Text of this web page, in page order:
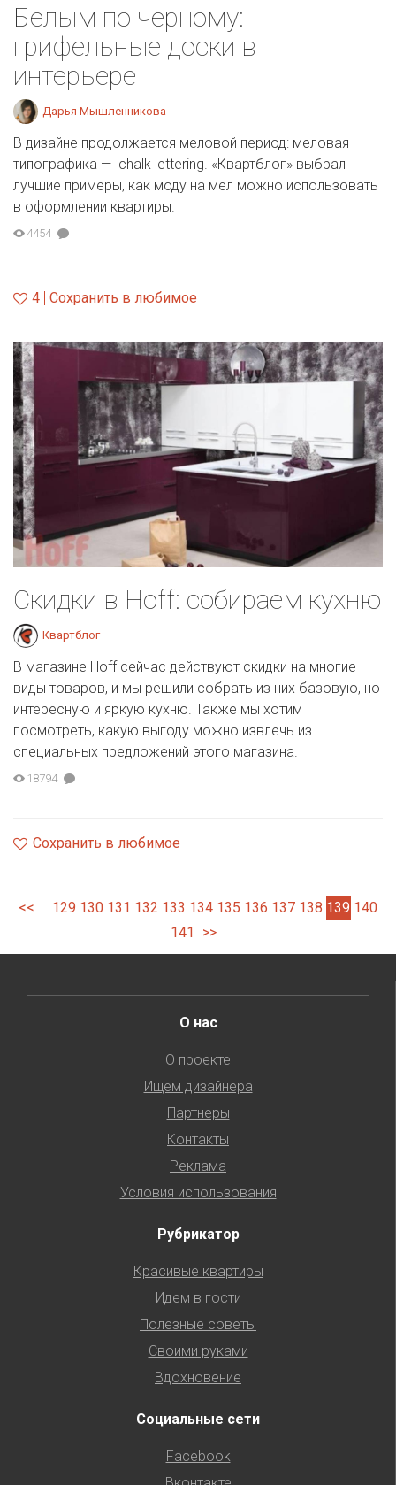
Белым по черному:
грифельные доски в
интерьере
Дарья Мышленникова
В дизайне продолжается меловой период: меловая
типографика — chalk lettering. «Квартблог» выбрал
лучшие примеры, как моду на мел можно использовать
в оформлении квартиры.
4454
4 Сохранить в любимое
Скидки в Hoff: собираем кухню
Квартблог
В магазине Hoff сейчас действуют скидки на многие
виды товаров, и мы решили собрать из них базовую, но
интересную и яркую кухню. Также мы хотим
посмотреть, какую выгоду можно извлечь из
специальных предложений этого магазина.
18794
Сохранить в любимое
<< 129 130 131 132 133 134 135 136 137 138 139 140
141
>>
О нас
О проекте
Ищем дизайнера
Партнеры
Контакты
Реклама
Условия использования
Рубрикатор
Красивые квартиры
Идем в гости
Полезные советы
Своими руками
Вдохновение
Социальные сети
Facebook